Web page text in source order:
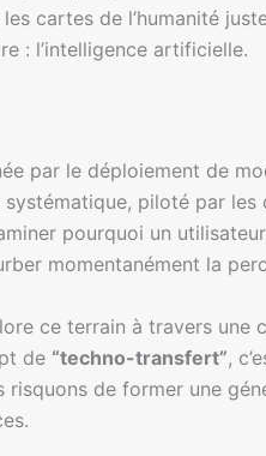
cartes de l’humanité
: l’intelligence artificielle.
par le déploiement de
piloté par
pourquoi un
momentanément la
ce terrain à travers une
de “techno-transfert”,
de former une